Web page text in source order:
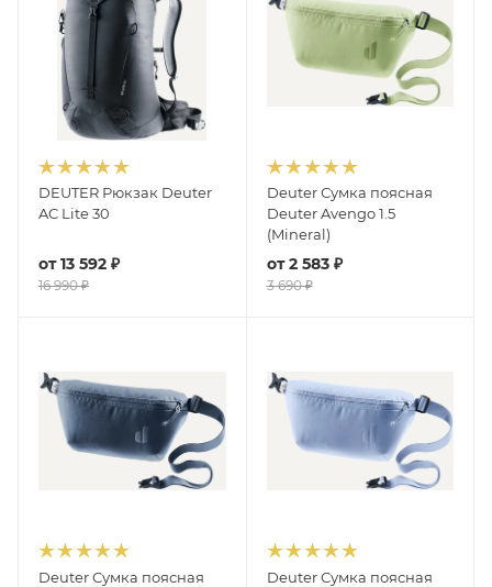
DEUTER Рюкзак Deuter
AC Lite 30
от13 592 ₽
16 990 ₽
Deuter Сумка поясная
Deuter Avengo 1.5
(Mineral)
от2 583 ₽
3 690 ₽
Deuter Сумка поясная
Deuter Сумка поясная